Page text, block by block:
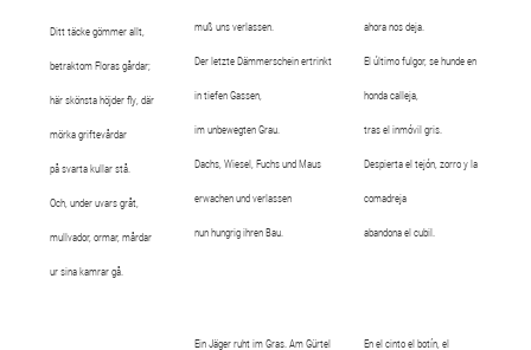
Ditt täcke gömmer allt,
betraktom Floras gårdar;
här skönsta höjder fly, där
mörka griftevårdar
på svarta kullar stå.
Och, under uvars gråt,
mullvador, ormar, mårdar
ur sina kamrar gå.
muß uns verlassen.
Der letzte Dämmerschein ertrinkt
in tiefen Gassen,
im unbewegten Grau.
Dachs, Wiesel, Fuchs und Maus
erwachen und verlassen
nun hungrig ihren Bau.
Ein Jäger ruht im Gras. Am Gürtel
ahora nos deja.
El último fulgor, se hunde en
honda calleja,
tras el inmóvil gris.
Despierta el tejón, zorro y la
comadreja
abandona el cubil.
En el cinto el botín, el